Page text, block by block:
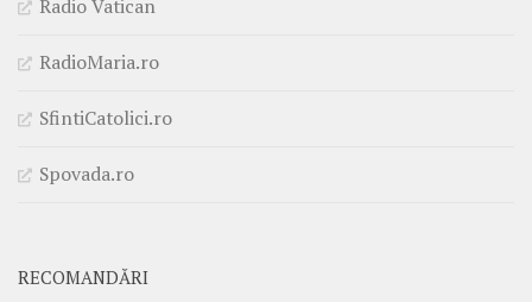
Radio Vatican
RadioMaria.ro
SfintiCatolici.ro
Spovada.ro
RECOMANDĂRI